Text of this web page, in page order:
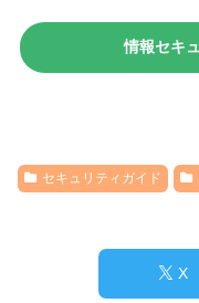
情報セキ
セキュリティガイド
X